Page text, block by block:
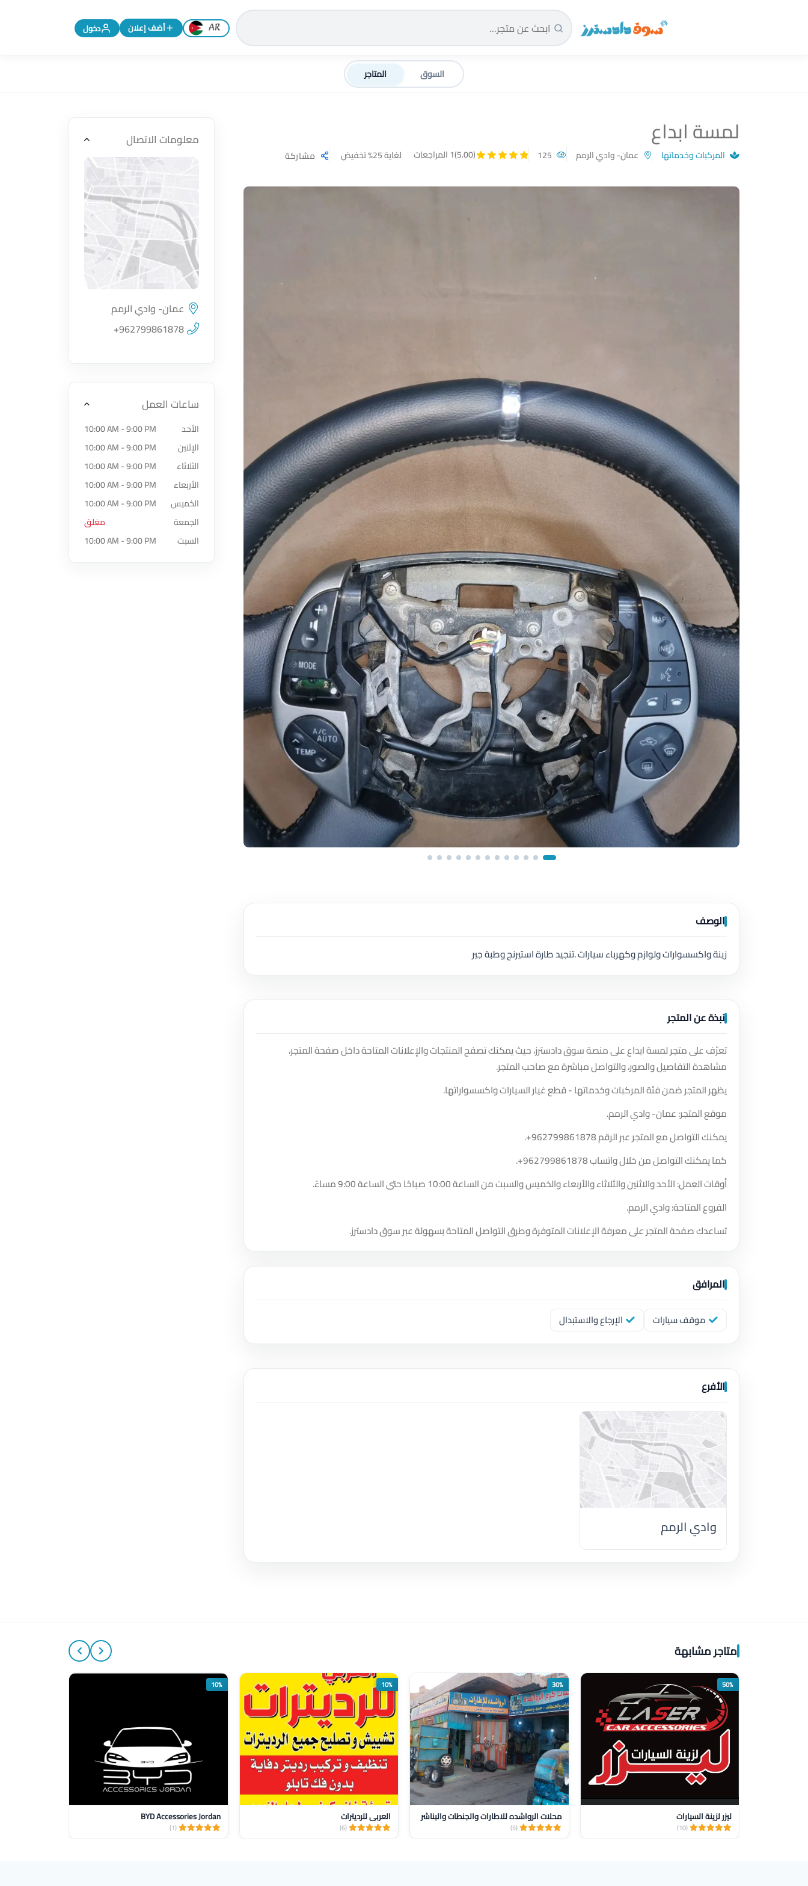
سوق دادسترز الرئيسية تغيير اللغة إلى الإنجليزية
أضف إعلان دخول
السوق المتاجر
لمسة ابداع
المركبات وخدماتها عمان- وادي الرمم (5.00) 1 المراجعات لغاية 25% تخفيض مشاركة
الوصف
زينة واكسسوارات ولوازم وكهرباء سيارات .تنجيد طارة استيرنج وطبة جير
نبذة عن المتجر
تعرّف على متجر لمسة ابداع على منصة سوق دادسترز، حيث يمكنك تصفح المنتجات والإعلانات المتاحة داخل صفحة المتجر،
مشاهدة التفاصيل والصور، والتواصل مباشرة مع صاحب المتجر.
يظهر المتجر ضمن فئة المركبات وخدماتها - قطع غيار السيارات واكسسواراتها.
موقع المتجر: عمان- وادي الرمم.
يمكنك التواصل مع المتجر عبر الرقم+962799861878
.
كما يمكنك التواصل من خلال واتساب+962799861878
.
أوقات العمل: الأحد والاثنين والثلاثاء والأربعاء والخميس والسبت من الساعة 10:00 صباحًا حتى الساعة 9:00 مساءً.
الفروع المتاحة: وادي الرمم.
تساعدك صفحة المتجر على معرفة الإعلانات المتوفرة وطرق التواصل المتاحة بسهولة عبر سوق دادسترز.
المرافق
موقف سيارات الإرجاع والاستبدال
الأفرع
وادي الرمم
معلومات الاتصال
اضغط لتحميل الموقع
عمان- وادي الرمم
+962799861878
ساعات العمل
الأحد
10:00 AM - 9:00 PM
الإثنين
10:00 AM - 9:00 PM
الثلاثاء
10:00 AM - 9:00 PM
الأربعاء
10:00 AM - 9:00 PM
الخميس
10:00 AM - 9:00 PM
الجمعة
مغلق
السبت
10:00 AM - 9:00 PM
متاجر مشابهة
50%
ليزر لزينة السيارات
(10)
30%
محلات الرواشده للاطارات والجنطات والبناشر
(5)
10%
العربي للرديترات
(6)
10%
BYD Accessories Jordan
(1)